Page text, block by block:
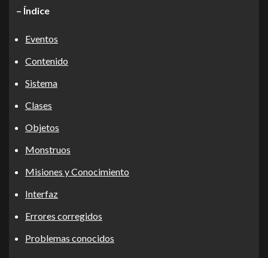
– Índice
Eventos
Contenido
Sistema
Clases
Objetos
Monstruos
Misiones y Conocimiento
Interfaz
Errores corregidos
Problemas conocidos